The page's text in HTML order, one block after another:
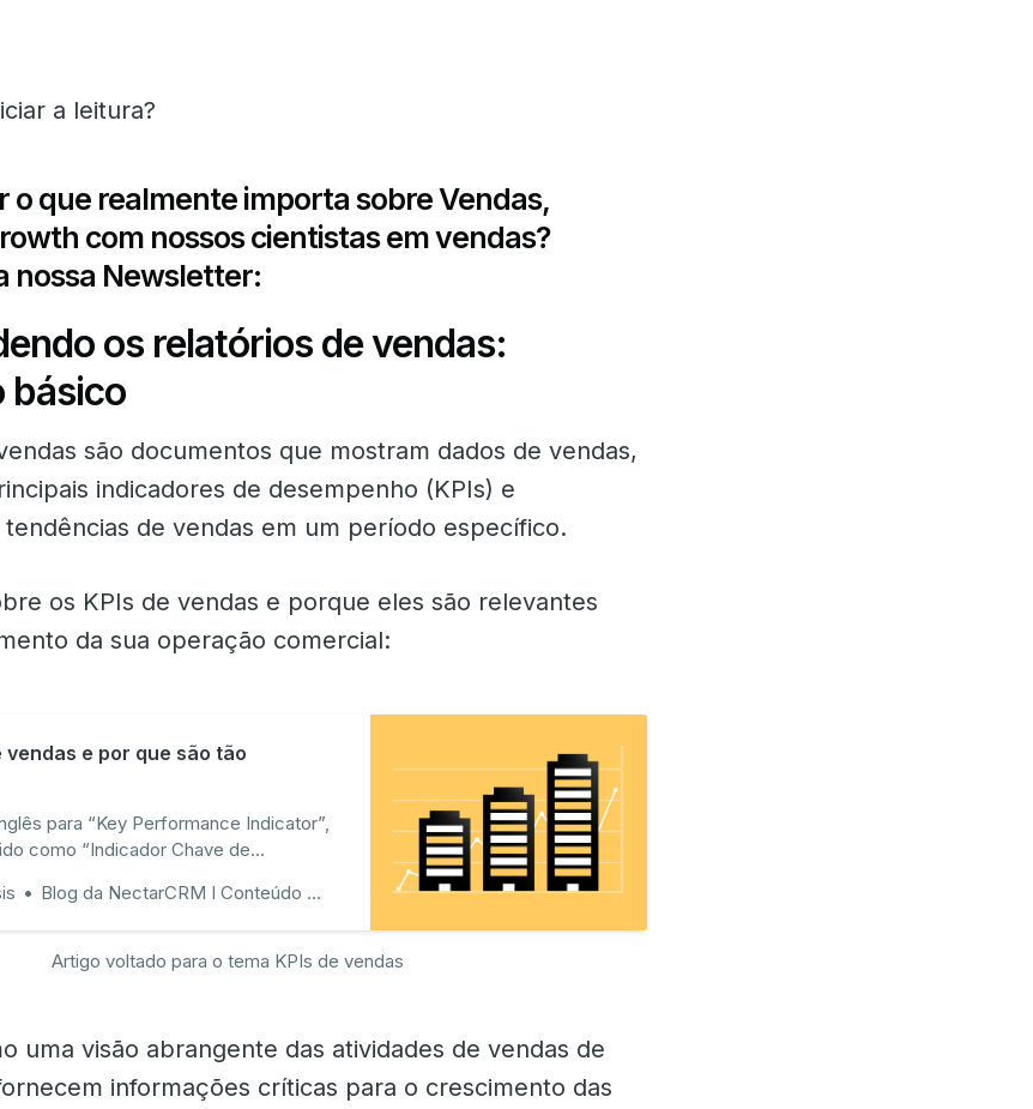
a leitura?
o que realmente importa sobre Vendas,
com nossos cientistas em vendas?
nossa Newsletter:
os relatórios de vendas:
básico
são documentos que mostram dados de vendas,
indicadores de desempenho (KPIs) e
de vendas em um período específico.
os KPIs de vendas e porque eles são relevantes
da sua operação comercial:
vendas e por que são tão
para “Key Performance Indicator”,
como “Indicador Chave de
como definir, validar e medir a
estratégia de vendas na prática.
Blog da NectarCRM I Conteúdo de valor para equipes de vendas!
Artigo voltado para o tema KPIs de vendas
uma visão abrangente das atividades de vendas de
informações críticas para o crescimento das